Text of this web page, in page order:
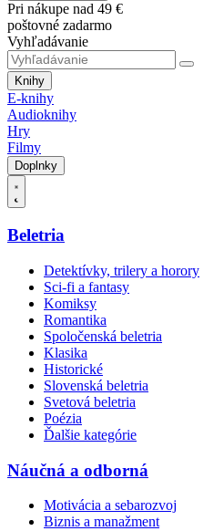
Pri nákupe nad 49 €
poštovné zadarmo
Vyhľadávanie
Knihy
E-knihy
Audioknihy
Hry
Filmy
Doplnky
Beletria
Detektívky, trilery a horory
Sci-fi a fantasy
Komiksy
Romantika
Spoločenská beletria
Klasika
Historické
Slovenská beletria
Svetová beletria
Poézia
Ďalšie kategórie
Náučná a odborná
Motivácia a sebarozvoj
Biznis a manažment